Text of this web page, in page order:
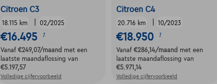
Citroen C3
18.115 km 02/2025
€16.495 1
Vanaf €249,07/maand met een
laatste maandaflossing van
€5.197,57
Volledige cijfervoorbeeld
Citroen C4
20.716 km 10/2023
€18.950 1
Vanaf €286,14/maand met een
laatste maandaflossing van
€5.971,14
Volledige cijfervoorbeeld